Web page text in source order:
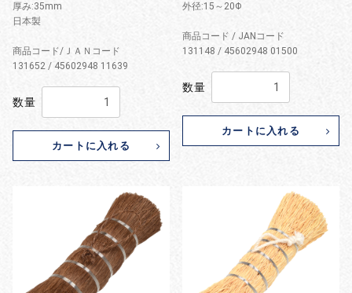
厚み:35mm
日本製
商品コード/ＪＡＮコード
131652 / 45602948 11639
数量
カートに入れる
外径:15～20Φ
商品コード / JANコード
131148 / 45602948 01500
数量
カートに入れる